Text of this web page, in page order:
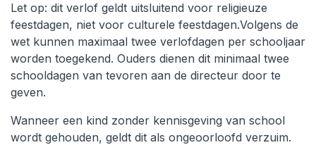
Let op: dit verlof geldt uitsluitend voor religieuze
feestdagen, niet voor culturele feestdagen.Volgens de
wet kunnen maximaal twee verlofdagen per schooljaar
worden toegekend. Ouders dienen dit minimaal twee
schooldagen van tevoren aan de directeur door te
geven.
Wanneer een kind zonder kennisgeving van school
wordt gehouden, geldt dit als ongeoorloofd verzuim.